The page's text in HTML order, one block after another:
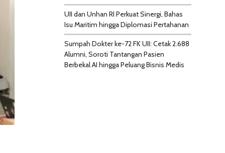
UII dan Unhan RI Perkuat Sinergi, Bahas
Isu Maritim hingga Diplomasi Pertahanan
Sumpah Dokter ke-72 FK UII: Cetak 2.688
Alumni, Soroti Tantangan Pasien
Berbekal AI hingga Peluang Bisnis Medis